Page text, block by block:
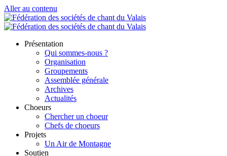
Aller au contenu
Présentation
Qui sommes-nous ?
Organisation
Groupements
Assemblée générale
Archives
Actualités
Choeurs
Chercher un choeur
Chefs de choeurs
Projets
Un Air de Montagne
Soutien